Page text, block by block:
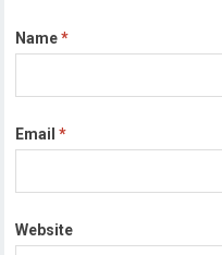
Name*
Email*
Website